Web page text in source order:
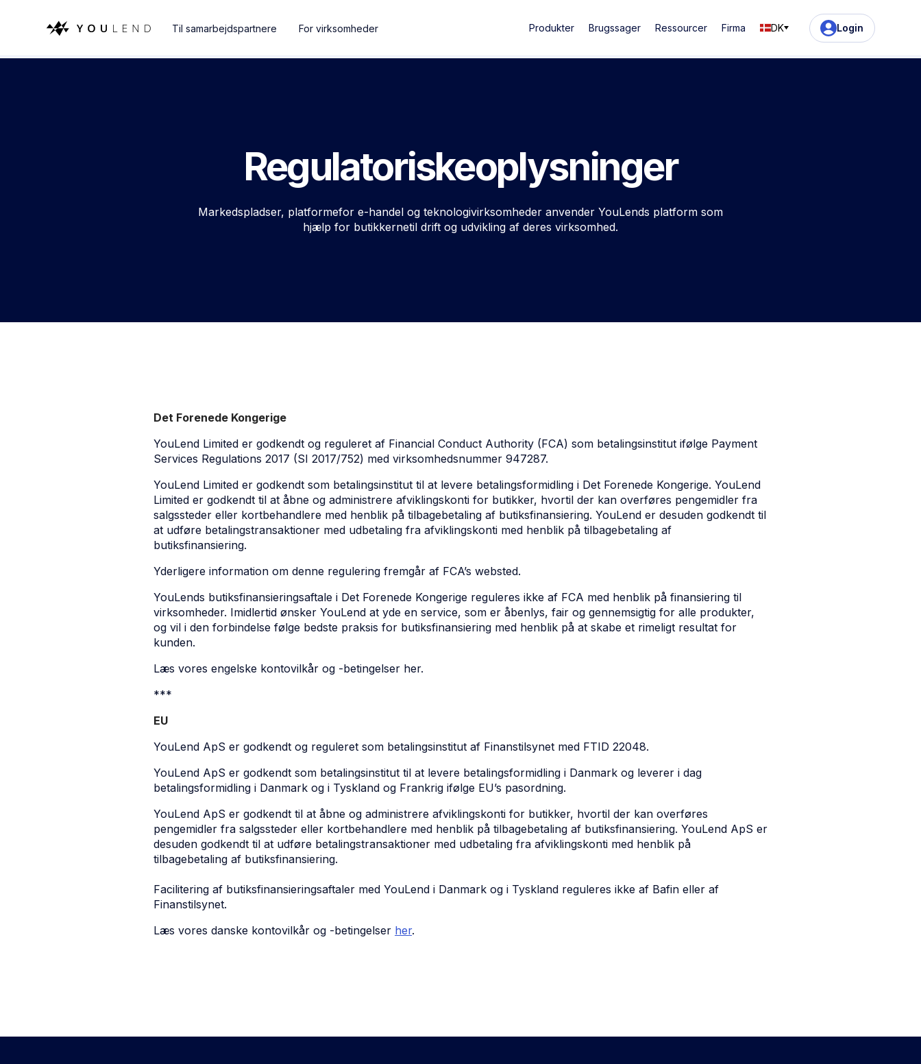
Til samarbejdspartnere For virksomheder Produkter Brugssager Ressourcer Firma DK Login
Regulatoriskeoplysninger
Markedspladser, platformefor e-handel og teknologivirksomheder anvender YouLends platform som
hjælp for butikkernetil drift og udvikling af deres virksomhed.
Det Forenede Kongerige
YouLend Limited er godkendt og reguleret af Financial Conduct Authority (FCA) som betalingsinstitut ifølge Payment
Services Regulations 2017 (SI 2017/752) med virksomhedsnummer 947287.
‍YouLend Limited er godkendt som betalingsinstitut til at levere betalingsformidling i Det Forenede Kongerige. YouLend
Limited er godkendt til at åbne og administrere afviklingskonti for butikker, hvortil der kan overføres pengemidler fra
salgssteder eller kortbehandlere med henblik på tilbagebetaling af butiksfinansiering. YouLend er desuden godkendt til
at udføre betalingstransaktioner med udbetaling fra afviklingskonti med henblik på tilbagebetaling af
butiksfinansiering.
‍Yderligere information om denne regulering fremgår af FCA’s websted.
‍YouLends butiksfinansieringsaftale i Det Forenede Kongerige reguleres ikke af FCA med henblik på finansiering til
virksomheder. Imidlertid ønsker YouLend at yde en service, som er åbenlys, fair og gennemsigtig for alle produkter,
og vil i den forbindelse følge bedste praksis for butiksfinansiering med henblik på at skabe et rimeligt resultat for
kunden.
Læs vores engelske kontovilkår og -betingelser her.
***
EU
YouLend ApS er godkendt og reguleret som betalingsinstitut af Finanstilsynet med FTID 22048.
YouLend ApS er godkendt som betalingsinstitut til at levere betalingsformidling i Danmark og leverer i dag
betalingsformidling i Danmark og i Tyskland og Frankrig ifølge EU’s pasordning.
YouLend ApS er godkendt til at åbne og administrere afviklingskonti for butikker, hvortil der kan overføres
pengemidler fra salgssteder eller kortbehandlere med henblik på tilbagebetaling af butiksfinansiering. YouLend ApS er
desuden godkendt til at udføre betalingstransaktioner med udbetaling fra afviklingskonti med henblik på
tilbagebetaling af butiksfinansiering.
Facilitering af butiksfinansieringsaftaler med YouLend i Danmark og i Tyskland reguleres ikke af Bafin eller af
Finanstilsynet.
Læs vores danske kontovilkår og -betingelser her.